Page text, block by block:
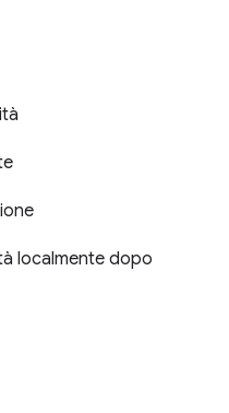
localmente dopo